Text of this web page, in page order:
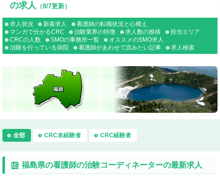
の求人 （8/7更新）
求人状況 新着求人
看護師の転職状況と心構え
マンガで分かるCRC
治験業界の特徴 求人数の推移
担当エリア
CRCの人数
SMOの事務所一覧
オススメのSMO求人
治験を行っている病院
看護師があわせて読みたい記事 求人検索
全部 CRC未経験者 CRC経験者
福島県の看護師の治験コーディネーターの最新求人